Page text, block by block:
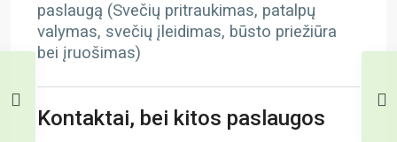
paslaugą (Svečių pritraukimas, patalpų
valymas, svečių įleidimas, būsto priežiūra
bei įruošimas)
Kontaktai, bei kitos paslaugos